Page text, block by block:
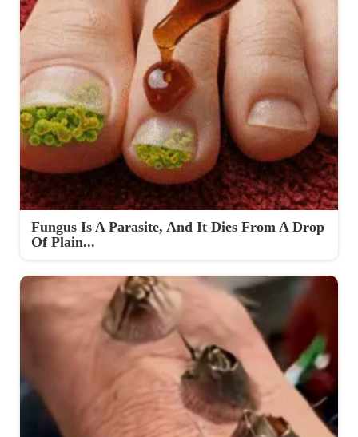
Fungus Is A Parasite, And It Dies From A Drop
Of Plain...